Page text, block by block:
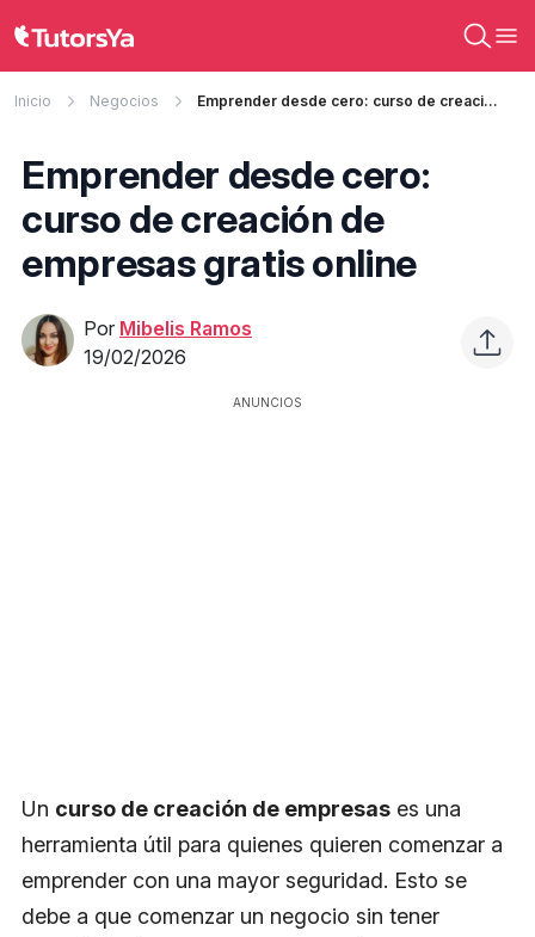
Inicio Negocios Emprender desde cero: curso de creación de empresas gratis online
Emprender desde cero:
curso de creación de
empresas gratis online
Por Mibelis Ramos
19/02/2026
ANUNCIOS
Un curso de creación de empresas es una
herramienta útil para quienes quieren comenzar a
emprender con una mayor seguridad. Esto se
debe a que comenzar un negocio sin tener